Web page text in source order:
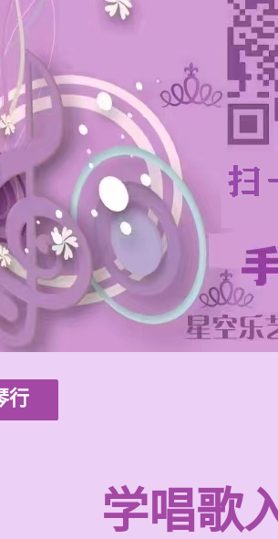
行
学唱歌